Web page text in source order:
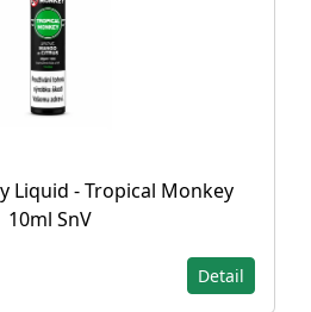
Liquid - Tropical Monkey
10ml SnV
Detail